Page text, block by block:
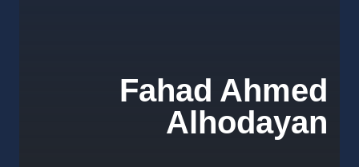
Fahad Ahmed
Alhodayan